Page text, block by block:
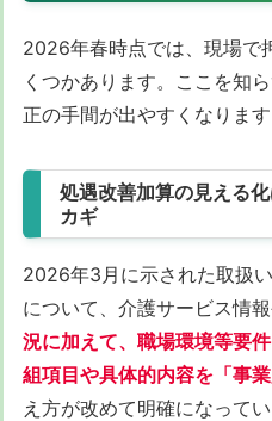
2026年春時点では、現場で
くつかあります。ここを知
正の手間が出やすくなります
処遇改善加算の見える
カギ
2026年3月に示された取扱
について、介護サービス情報
況に加えて、職場環境等要
組項目や具体的内容を「事
え方が改めて明確になって